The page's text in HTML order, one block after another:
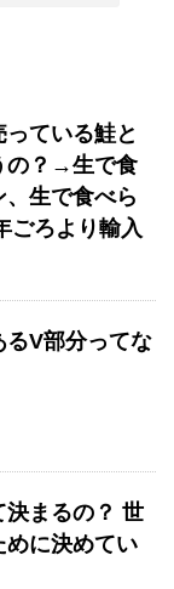
っている鮭と
の？→生で食
生で食べら
ごろより輸入
るV部分ってな
決まるの？ 世
めに決めてい